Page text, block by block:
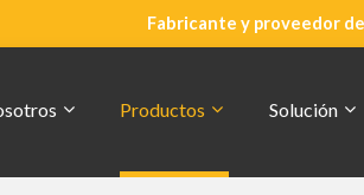
Fabricante y proveedor
Productos Solución